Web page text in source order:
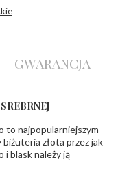
GWARANCJA
to najpopularniejszym
złota przez jak
i blask należy ją